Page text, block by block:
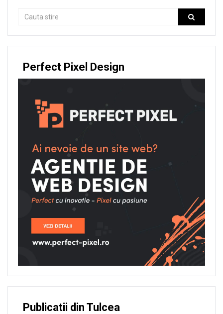
Perfect Pixel Design
Publicatii din Tulcea